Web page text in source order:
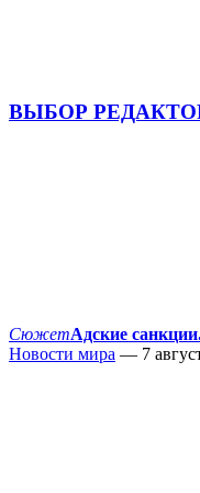
ВЫБОР
СюжетАдские
Новости мира — 7